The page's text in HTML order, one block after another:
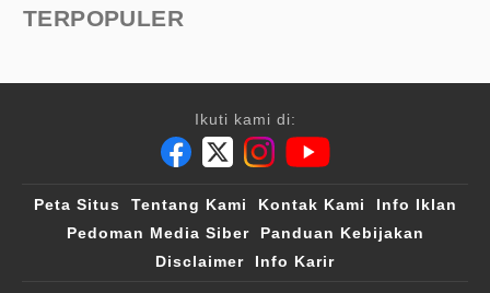
TERPOPULER
Ikuti kami di:
Peta Situs Tentang Kami Kontak Kami
Info Iklan
Pedoman Media Siber
Panduan Kebijakan
Disclaimer
Info Karir